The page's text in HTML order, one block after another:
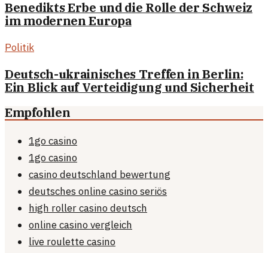
Benedikts Erbe und die Rolle der Schweiz
im modernen Europa
Politik
Deutsch-ukrainisches Treffen in Berlin:
Ein Blick auf Verteidigung und Sicherheit
Empfohlen
1go casino
1go casino
casino deutschland bewertung
deutsches online casino seriös
high roller casino deutsch
online casino vergleich
live roulette casino